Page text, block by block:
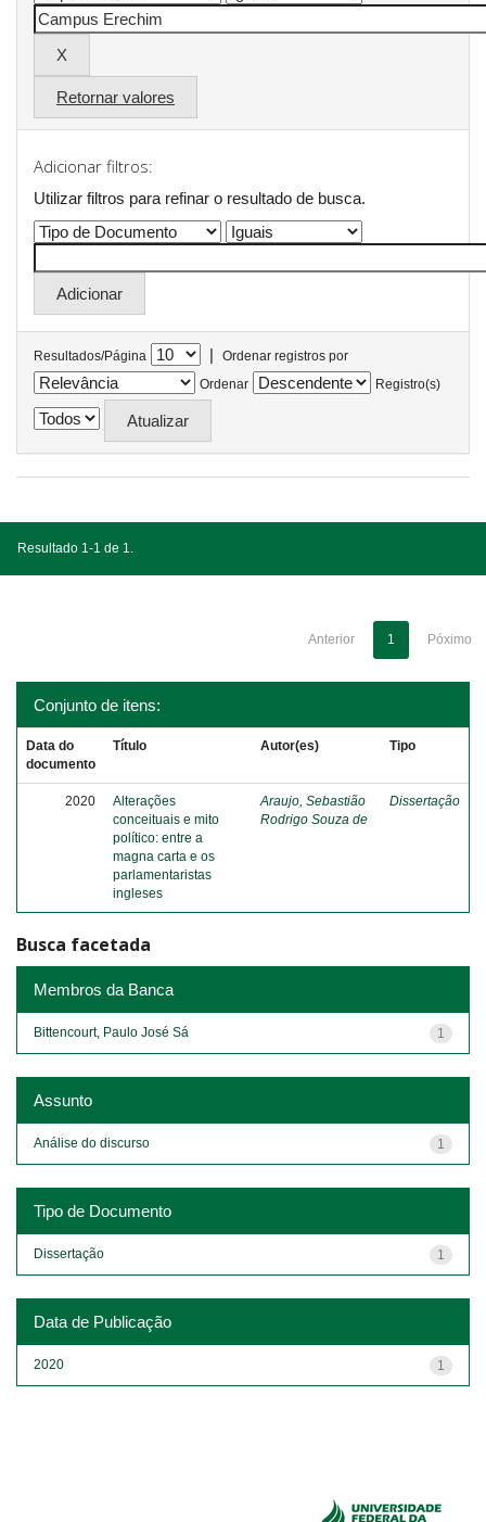
Retornar valores
Adicionar filtros:
Utilizar filtros para refinar o resultado de busca.
Resultados/Página |
Ordenar registros por
Ordenar
Registro(s)
Resultado 1-1 de 1.
Anterior 1 Póximo
Conjunto de itens:
Data do
documento
Título Autor(es) Tipo
2020
Alterações
conceituais e mito
político: entre a
magna carta e os
parlamentaristas
ingleses
Araujo, Sebastião
Rodrigo Souza de
Dissertação
Busca facetada
Membros da Banca
1
Bittencourt, Paulo José Sá
Assunto
1
Análise do discurso
Tipo de Documento
1
Dissertação
Data de Publicação
1
2020